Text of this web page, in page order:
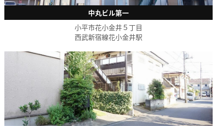
中丸ビル第一
小平市花小金井５丁目
西武新宿線花小金井駅